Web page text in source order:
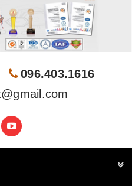
096.403.1616